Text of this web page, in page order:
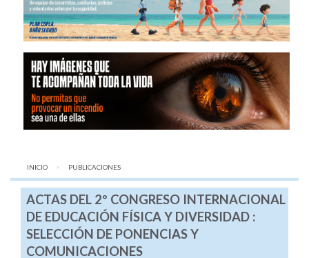
INICIO AQUÍ:
PUBLICACIONES
ACTAS DEL 2º CONGRESO INTERNACIONAL
DE EDUCACIÓN FÍSICA Y DIVERSIDAD :
SELECCIÓN DE PONENCIAS Y
COMUNICACIONES